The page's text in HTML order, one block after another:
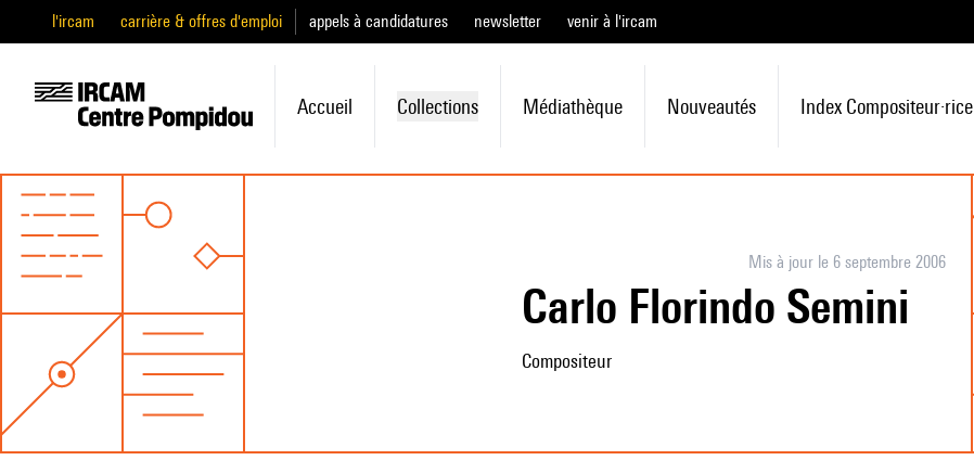
l'ircam carrière & offres d'emploi appels à candidatures newsletter venir à l'ircam
Accueil Collections Médiathèque Nouveautés Index Compositeur·rice
Mis à jour le 6 septembre 2006
Carlo Florindo Semini
Compositeur